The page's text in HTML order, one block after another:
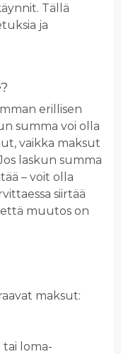
Tällä
ja
erillisen
summa voi olla
vaikka maksut
laskun summa
– voit olla
siirtää
että muutos on
maksut:
loma-